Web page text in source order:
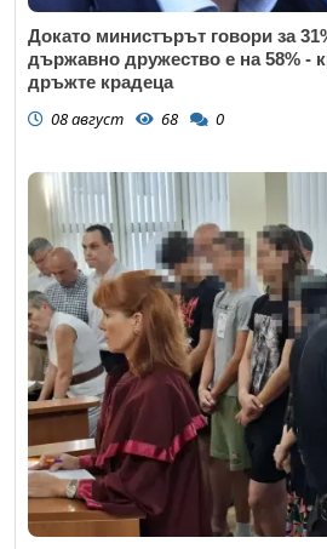
Докато министърът говори за
държавно дружество е на 58% -
дръжте крадеца
08 август 68 0